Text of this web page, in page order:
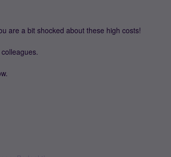
are a bit shocked about these high costs!